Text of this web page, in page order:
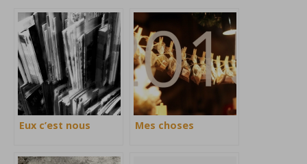
Eux c’est nous Mes choses